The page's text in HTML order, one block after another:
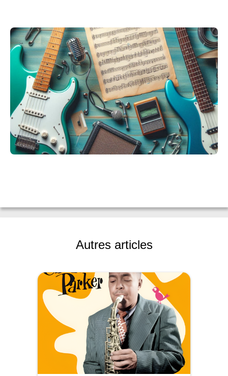
Autres articles